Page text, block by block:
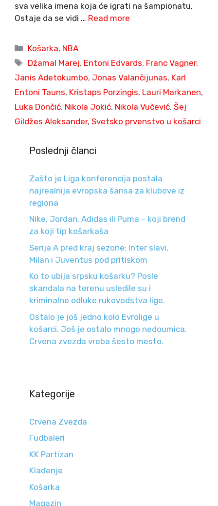
sva velika imena koja će igrati na šampionatu.
Ostaje da se vidi … Read more
Categories
Košarka, NBA
Tags
Džamal Marej, Entoni Edvards, Franc Vagner,
Janis Adetokumbo, Jonas Valančijunas, Karl
Entoni Tauns, Kristaps Porzingis, Lauri Markanen,
Luka Dončić, Nikola Jokić, Nikola Vučević, Šej
Gildžes Aleksander, Svetsko prvenstvo u košarci
Poslednji članci
Zašto je Liga konferencija postala
najrealnija evropska šansa za klubove iz
regiona
Nike, Jordan, Adidas ili Puma – koji brend
za koji tip košarkaša
Serija A pred kraj sezone: Inter slavi,
Milan i Juventus pod pritiskom
Ko to ubija srpsku košarku? Posle
skandala na terenu usledile su i
kriminalne odluke rukovodstva lige.
Ostalo je još jedno kolo Evrolige u
košarci. Još je ostalo mnogo nedoumica.
Crvena zvezda vreba šesto mesto.
Kategorije
Crvena Zvezda
Fudbaleri
KK Partizan
Klađenje
Košarka
Magazin